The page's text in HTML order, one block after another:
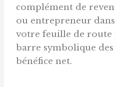
complément de
ou entrepreneur dans
votre feuille de
barre symbolique
bénéfice net.